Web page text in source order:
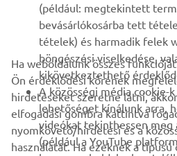
HÍRLEVÉL
Legyél az elsők között, aki a
eseményekről, újdonságokról stb.
(például: megtekintett
bevásárlókosárba tett
tételek) és harmadik felek
böngészési viselkedése,
kikövetkeztethető
A közösségi média cookie-
lehetőséget kínálunk arra,
videókat tekinthessen meg
(például a YouTube
Ha weboldalunk összes
Ön érdeklődési körének
hirdetéseket szeretne látni,
elfogadási gombra kattintva
nyomkövető/hirdetési és a
használatát. Ha ezeknek a típusú